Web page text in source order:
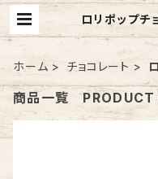
ロリポップ
ホーム チョコレート
商品一覧 PRODUCT